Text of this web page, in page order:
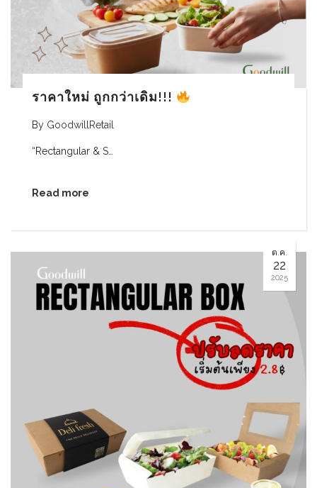
ราคาใหม่ ถูกกว่าเดิม!!!
By GoodwillRetail
“Rectangular & S…
Read more
ต.ค.
22
2025